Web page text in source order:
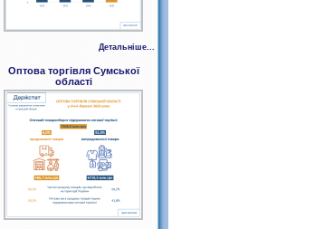
Детальніше...
Оптова торгівля Сумської
області